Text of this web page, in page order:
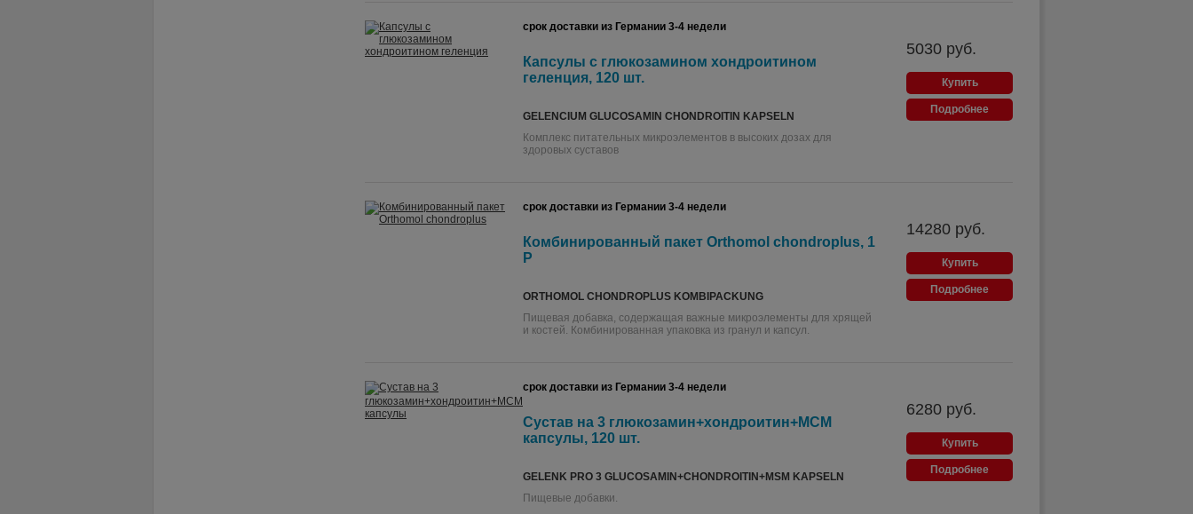
срок доставки из Германии 3-4 недели
Капсулы с глюкозамином хондроитином
геленция, 120 шт.
GELENCIUM GLUCOSAMIN CHONDROITIN KAPSELN
Комплекс питательных микроэлементов в высоких дозах для
здоровых суставов
5030 руб.
Купить
Подробнее
срок доставки из Германии 3-4 недели
Комбинированный пакет Orthomol chondroplus, 1
P
ORTHOMOL CHONDROPLUS KOMBIPACKUNG
Пищевая добавка, содержащая важные микроэлементы для хрящей
и костей. Комбинированная упаковка из гранул и капсул.
14280 руб.
Купить
Подробнее
срок доставки из Германии 3-4 недели
Сустав на 3 глюкозамин+хондроитин+МСМ
капсулы, 120 шт.
GELENK PRO 3 GLUCOSAMIN+CHONDROITIN+MSM KAPSELN
Пищевые добавки.
6280 руб.
Купить
Подробнее